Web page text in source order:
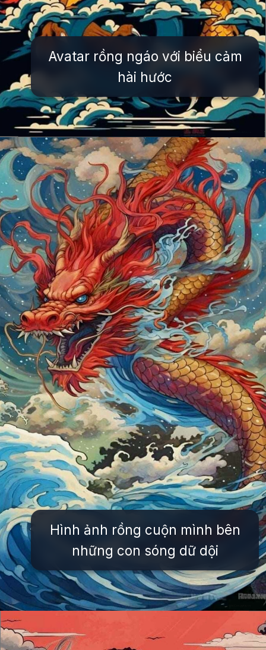
Avatar rồng ngáo với biểu cảm
hài hước
Đang mởhttps://issiloo.edu.vn/avatar-rong-ngau
Hình ảnh rồng cuộn mình bên
những con sóng dữ dội